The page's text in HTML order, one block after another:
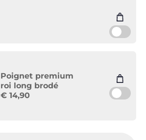
Poignet premium
roi long brodé
€ 14,90